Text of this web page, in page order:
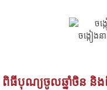
ពិធីបុណ្យចូលឆ្នាំចិន និង